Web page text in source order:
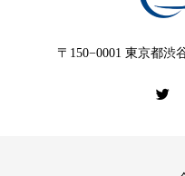
〒150−0001 東京都渋